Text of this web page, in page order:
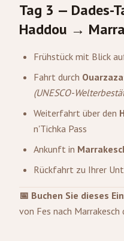
Tag 3 — Dades-
Haddou →
Frühstück mit Blick
Fahrt durch
(UNESCO-
Weiterfahrt über den
n'Tichka Pass
Ankunft in
Rückfahrt zu Ihrer
📅 Buchen Sie dieses
von Fes nach Marrakesch